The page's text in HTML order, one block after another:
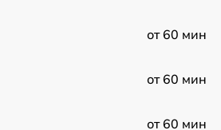
от 60 мин
от 60 мин
от 60 мин